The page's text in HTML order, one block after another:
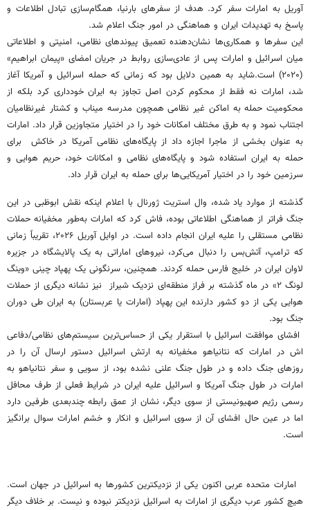
آوریل به امارات سفر کرد. هدف از سفرهای بارنیا، همگام‌سازی تبادل اطلاعات و
پاسخ به تهدیدات ایران و هماهنگی در امور جنگ اعلام شد.
این سفرها و همکاری‌ها نشان‌دهنده تعمیق پیوندهای نظامی، امنیتی و اطلاعاتی
میان اسرائیل و امارات پس از عادی‌سازی روابط در جریان امضای «پیمان ابراهیم»
(۲۰۲۰) است.شاید به همین دلایل بود که زمانی که حمله اسرائیل و آمریکا آغاز
شد، امارات نه فقط از محکوم کردن اصل تجاوز به ایران خودداری کرد بلکه از
محکومیت حمله به اماکن غیر نظامی همچون مدرسه میناب و کشتار غیرنظامیان
اجتناب نمود و به طرق مختلف امکانات خود را در اختیار متجاوزین قرار داد. امارات
به عنوان بخشی از ماجرا اجازه داد از پایگاه‌های نظامی آمریکا در خاکش ‌ برای
حمله به ایران استفاده شود و پایگاه‌های نظامی و امکانات خود، حریم هوایی و
سرزمین خود را در اختیار آمریکایی‌ها برای حمله به ایران قرار داد.‌
گذشته از موارد یاد شده، وال استریت ژورنال با اعلام اینکه نقش ابوظبی در این
جنگ فراتر از هماهنگی اطلاعاتی بوده، فاش کرد که امارات به‌طور مخفیانه حملات
نظامی مستقلی را علیه ایران انجام داده است. در اوایل آوریل ۲۰۲۶، تقریباً زمانی
که ترامپ، آتش‌بس را دنبال می‌کرد، نیروهای اماراتی به یک پالایشگاه در جزیره
لاوان ایران در خلیج فارس حمله کردند. همچنین، سرنگونی یک پهپاد چینی «وینگ
لونگ ۲» در ماه گذشته بر فراز منطقه‌ای نزدیک شیراز نیز نشانه دیگری از حملات
هوایی یکی از دو کشور دارنده این پهپاد (امارات یا عربستان) به ایران طی دوران
جنگ بود.
افشای موافقت اسرائیل با استقرار یکی از حساس‌ترین سیستم‌های نظامی/دفاعی
اش در امارات که نتانیاهو مخفیانه به ارتش اسرائیل دستور ارسال آن را در
روزهای جنگ داده و در طول جنگ علنی نشده بود، از سویی و سفر نتانیاهو به
امارات در طول جنگ آمریکا و اسرائیل علیه ایران در شرایط فعلی از طرف محافل
رسمی رژیم صهیونیستی از سوی دیگر، نشان از عمق رابطه چندبعدی طرفین دارد
اما در عین حال افشای آن از سوی اسرائیل و انکار و خشم امارات سوال برانگیز
است.
امارات متحده عربی اکنون یکی از نزدیکترین کشورها به اسرائیل در جهان است.
هیچ کشور عرب دیگری از امارات به اسرائیل نزدیکتر نبوده و نیست. بر خلاف دیگر